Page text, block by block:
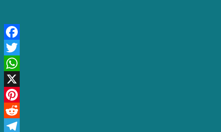
Facebook
Twitter
WhatsApp
X
Pinterest
Reddit